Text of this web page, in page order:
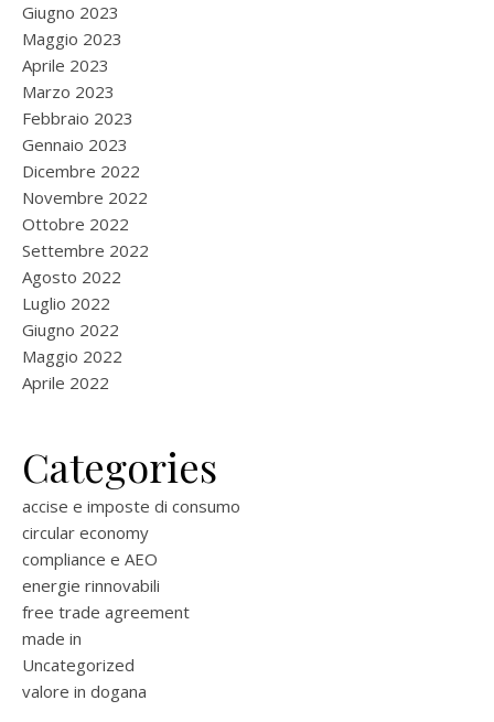
Giugno 2023
Maggio 2023
Aprile 2023
Marzo 2023
Febbraio 2023
Gennaio 2023
Dicembre 2022
Novembre 2022
Ottobre 2022
Settembre 2022
Agosto 2022
Luglio 2022
Giugno 2022
Maggio 2022
Aprile 2022
Categories
accise e imposte di consumo
circular economy
compliance e AEO
energie rinnovabili
free trade agreement
made in
Uncategorized
valore in dogana